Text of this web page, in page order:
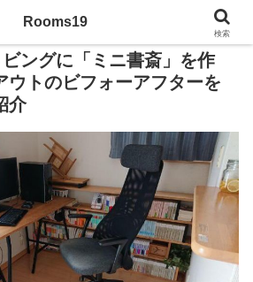
ビングに「ミニ書斎」を作
ウトのビフォーアフターを
介
Rooms19
検索